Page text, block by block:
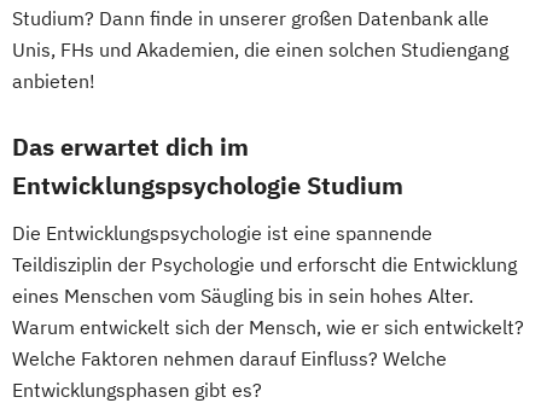
Studium? Dann finde in unserer großen Datenbank alle
Unis, FHs und Akademien, die einen solchen Studiengang
anbieten!
Das erwartet dich im
Entwicklungspsychologie Studium
Die Entwicklungspsychologie ist eine spannende
Teildisziplin der Psychologie und erforscht die Entwicklung
eines Menschen vom Säugling bis in sein hohes Alter.
Warum entwickelt sich der Mensch, wie er sich entwickelt?
Welche Faktoren nehmen darauf Einfluss? Welche
Entwicklungsphasen gibt es?